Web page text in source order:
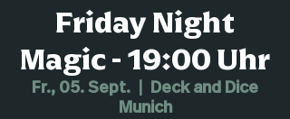
Friday Night
Magic - 19:00 Uhr
Fr., 05. Sept.
Deck and Dice
Munich